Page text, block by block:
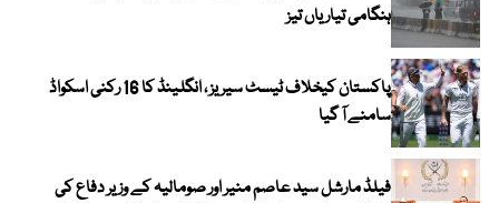
ہنگامی تیاریاں تیز
پاکستان کیخلاف ٹیسٹ سیریز ، انگلینڈ کا 16 رکنی اسکواڈ
سامنے آ گیا
فیلڈ مارشل سید عاصم منیر اور صومالیہ کے وزیر دفاع کی